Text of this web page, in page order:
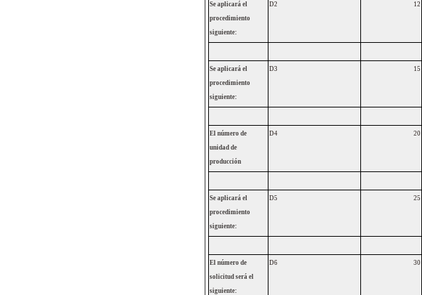
Se aplicará el
procedimiento
siguiente:
D2 12
Se aplicará el
procedimiento
siguiente:
D3 15
El número de
unidad de
producción
D4 20
Se aplicará el
procedimiento
siguiente:
D5 25
El número de
solicitud será el
siguiente:
D6 30